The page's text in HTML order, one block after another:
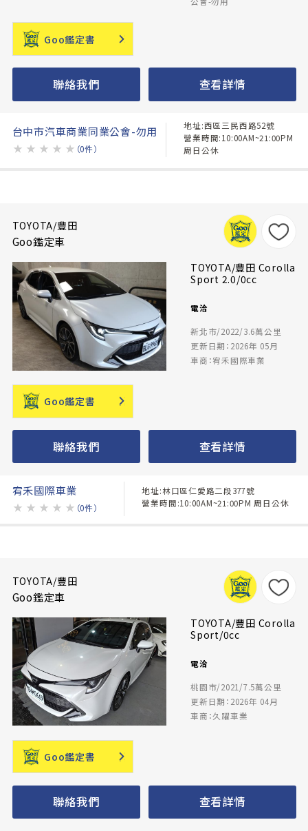
Goo鑑定書
聯絡我們 查看詳情
台中市汽車商業同業公會-勿用
★ ★ ★ ★ ★ （0件）
地址:西區三民西路52號
營業時間:10:00AM~21:00PM
周日公休
TOYOTA/豐田
Goo鑑定車
TOYOTA/豐田 Corolla
Sport 2.0/0cc
電洽
新北市/2022/3.6萬公里
更新日期：2026年 05月
車商：宥禾國際車業
Goo鑑定書
聯絡我們 查看詳情
宥禾國際車業
★ ★ ★ ★ ★ （0件）
地址:林口區仁愛路二段377號
營業時間:10:00AM~21:00PM 周日公休
TOYOTA/豐田
Goo鑑定車
TOYOTA/豐田 Corolla
Sport/0cc
電洽
桃園市/2021/7.5萬公里
更新日期：2026年 04月
車商：久躍車業
Goo鑑定書
聯絡我們 查看詳情